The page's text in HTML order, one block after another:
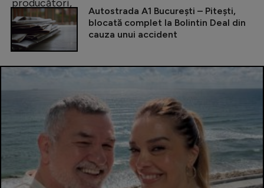
Autostrada A1 București – Pitești,
blocată complet la Bolintin Deal din
cauza unui accident